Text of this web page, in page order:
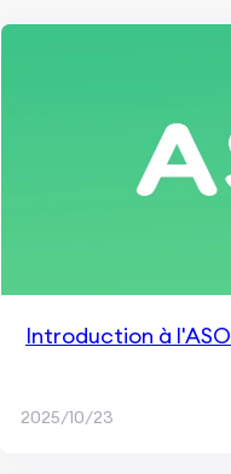
Introduction à l'ASO
2025/10/23